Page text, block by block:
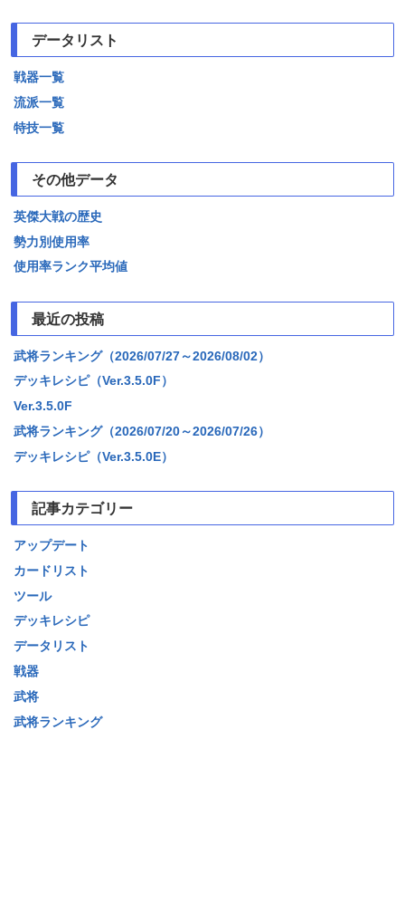
データリスト
戦器一覧
流派一覧
特技一覧
その他データ
英傑大戦の歴史
勢力別使用率
使用率ランク平均値
最近の投稿
武将ランキング（2026/07/27～2026/08/02）
デッキレシピ（Ver.3.5.0F）
Ver.3.5.0F
武将ランキング（2026/07/20～2026/07/26）
デッキレシピ（Ver.3.5.0E）
記事カテゴリー
アップデート
カードリスト
ツール
デッキレシピ
データリスト
戦器
武将
武将ランキング